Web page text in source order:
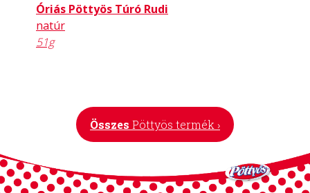
Pöttyös Túró Rudi
Összes Pöttyös termék ›